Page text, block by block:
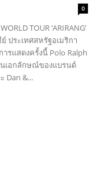
0
TOUR ‘ARIRANG’
ประเทศสหรัฐอเมริกา
นเอกลักษณ์ของแบรนด์
Dan &...